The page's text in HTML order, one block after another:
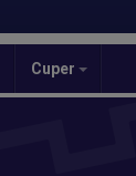
Cuper